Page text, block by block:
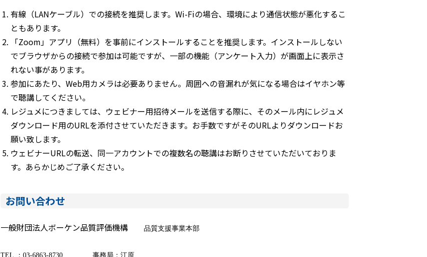
有線（LANケーブル）での接続を推奨します。Wi-Fiの場合、環境により通信状態が悪化するこ
ともあります。
「Zoom」アプリ（無料）を事前にインストールすることを推奨します。インストールしない
でブラウザからの接続で参加は可能ですが、一部の機能（アンケート入力）が画面上に表示さ
れない事があります。
参加にあたり、Web用カメラは必要ありません。周囲への音漏れが気になる場合はイヤホン等
で聴講してください。
レジュメにつきましては、ウェビナー用招待メールを送信する際に、そのメール内にレジュメ
ダウンロード用のURLを添付させていただきます。お手数ですがそのURLよりダウンロードお
願い致します。
ウェビナーURLの転送、同一アカウントでの複数名の聴講はお断りさせていただいておりま
す。あらかじめご了承ください。
お問い合わせ
一般財団法人ボーケン品質評価機構 品質支援事業本部
TEL.：03-6863-8730 事務局：江原